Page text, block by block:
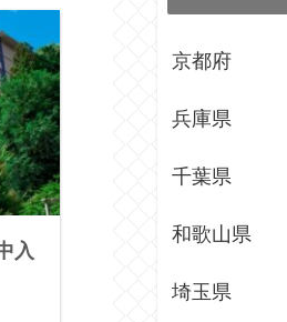
入
京都府
兵庫県
千葉県
和歌山県
埼玉県